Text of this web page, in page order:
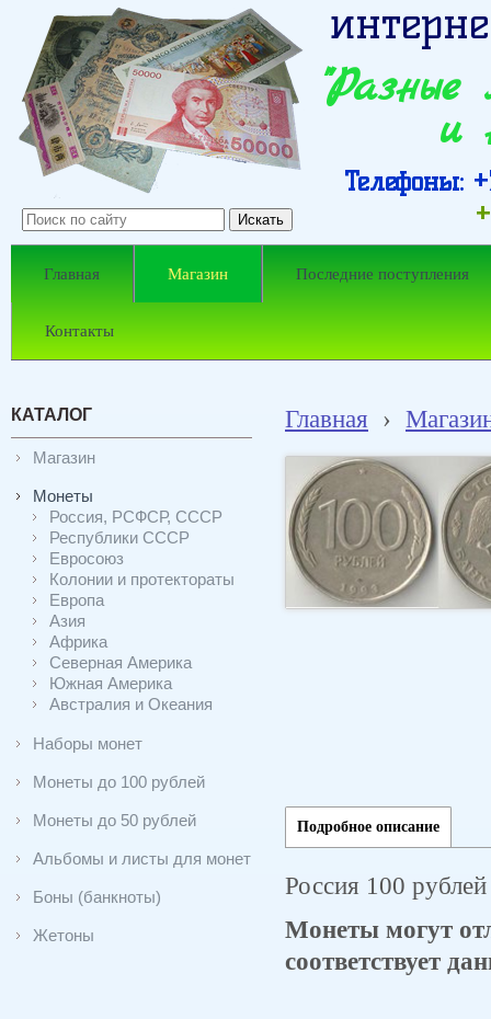
и
Телефоны:
Главная Магазин Последние поступления
Контакты
КАТАЛОГ
Магазин
Монеты
Россия, РСФСР, СССР
Республики СССР
Евросоюз
Колонии и протектораты
Европа
Азия
Африка
Северная Америка
Южная Америка
Австралия и Океания
Наборы монет
Монеты до 100 рублей
Монеты до 50 рублей
Альбомы и листы для монет
Боны (банкноты)
Жетоны
Главная ›
Подробное описание
Россия 100
Монеты могут
соответствует